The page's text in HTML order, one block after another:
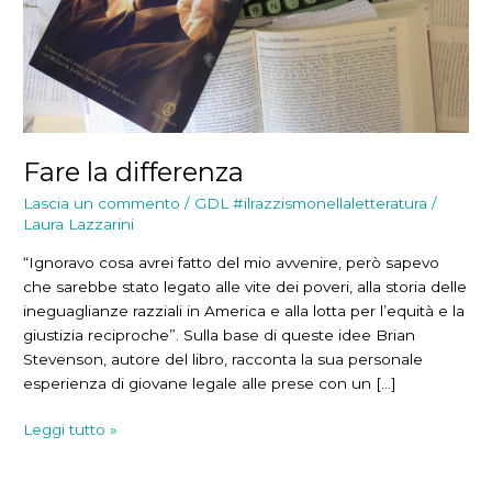
Fare la differenza
Lascia un commento / GDL #ilrazzismonellaletteratura /
Laura Lazzarini
“Ignoravo cosa avrei fatto del mio avvenire, però sapevo
che sarebbe stato legato alle vite dei poveri, alla storia delle
ineguaglianze razziali in America e alla lotta per l’equità e la
giustizia reciproche”. Sulla base di queste idee Brian
Stevenson, autore del libro, racconta la sua personale
esperienza di giovane legale alle prese con un […]
Fare
Leggi tutto »